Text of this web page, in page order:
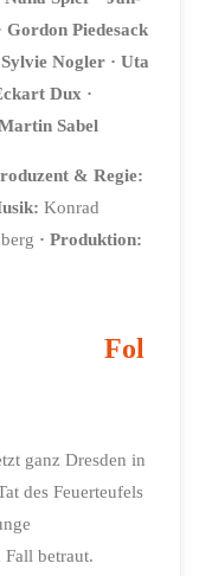
Gordon Piedesack
Sylvie Nogler · Uta
Dux ·
Sabel
& Regie:
Konrad
· Produktion:
Fol
ganz Dresden in
des Feuerteufels
betraut.